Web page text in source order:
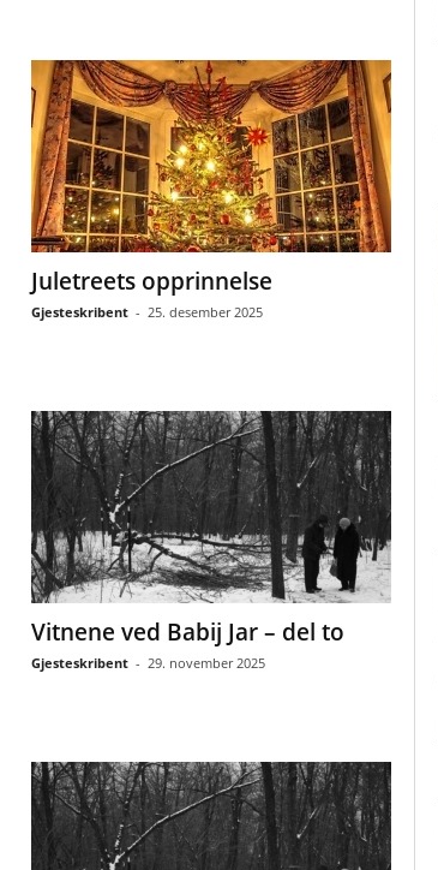
Juletreets opprinnelse
Gjesteskribent - 25. desember 2025
Vitnene ved Babij Jar – del to
Gjesteskribent - 29. november 2025